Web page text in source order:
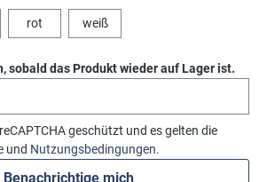
rot weiß
sobald das Produkt wieder auf Lager ist.
geschützt und es gelten die
und Nutzungsbedingungen.
Benachrichtige mich